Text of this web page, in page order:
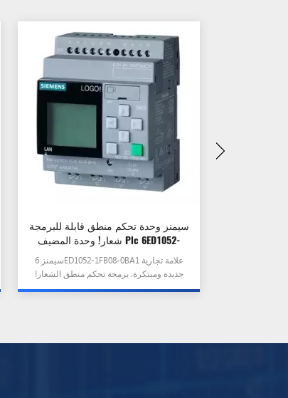
سيمنز وحدة تحكم منطق قابلة للبرمجة
شعار! وحدة المضيف Plc 6ED1052-
1FB08-0BA1
سيمنز 6ED1052-1FB08-0BA1 علامة تجارية
جديدة ومبتكرة. برمجة تحكم منطق الشعار!
يستضيف PLC وحدة. إنه معروض للبيع الآن